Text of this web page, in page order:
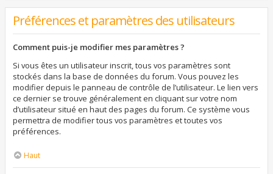
Préférences et paramètres des utilisateurs
Comment puis-je modifier mes paramètres ?
Si vous êtes un utilisateur inscrit, tous vos paramètres sont
stockés dans la base de données du forum. Vous pouvez les
modifier depuis le panneau de contrôle de l’utilisateur. Le lien vers
ce dernier se trouve généralement en cliquant sur votre nom
d’utilisateur situé en haut des pages du forum. Ce système vous
permettra de modifier tous vos paramètres et toutes vos
préférences.
Haut